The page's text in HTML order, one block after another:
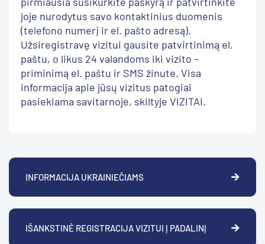
joje nurodytus savo kontaktinius duomenis
(telefono numerį ir el. pašto adresą).
Užsiregistravę vizitui gausite patvirtinimą el.
paštu, o likus 24 valandoms iki vizito –
priminimą el. paštu ir SMS žinute. Visa
informacija apie jūsų vizitus patogiai
pasiekiama savitarnoje, skiltyje VIZITAI.
INFORMACIJA UKRAINIEČIAMS
IŠANKSTINĖ REGISTRACIJA VIZITUI Į PADALINĮ